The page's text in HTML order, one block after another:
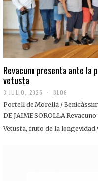
Revacuno presenta ante la
vetusta
3 JULIO, 2025
J
U
I
BLOG
Portell de Morella /
DE JAIME SOROLLA
Vetusta, fruto de la longevidad